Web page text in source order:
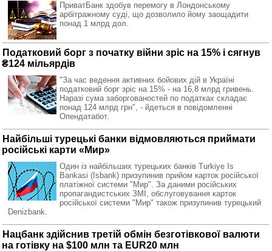
ПриватБанк здобув перемогу в Лондонському
арбітражному суді, що дозволило йому заощадити
понад 1 млрд дол.
Податковий борг з початку війни зріс на 15% і сягнув
₴124 мільярдів
"За час ведення активних бойових дій в Україні
податковий борг зріс на 15% - на 16,8 млрд гривень.
Наразі сума заборгованостей по податках складає
понад 124 млрд грн", - йдеться в повідомленні
Опендатабот.
Найбільші турецькі банки відмовляються приймати
російські карти «Мир»
Один із найбільших турецьких банків Turkiye Is
Bankasi (Isbank) призупинив прийом карток російської
платіжної системи "Мир". За даними російських
пропагандистських ЗМІ, обслуговування карток
російської системи "Мир" також призупинив турецький
Denizbank.
Нацбанк здійснив третій обмін безготівкової валюти
на готівку на $100 млн та EUR20 млн